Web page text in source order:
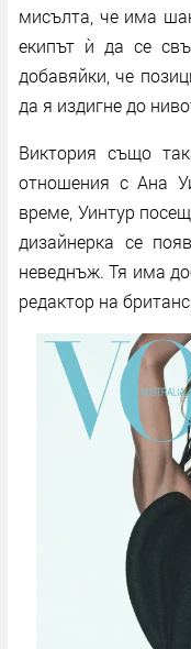
мисълта, че има
екипът ѝ да се
добавяйки, че
да я издигне до
Виктория също
отношения с Ана
време, Уинтур
дизайнерка се
неведнъж. Тя има
редактор на